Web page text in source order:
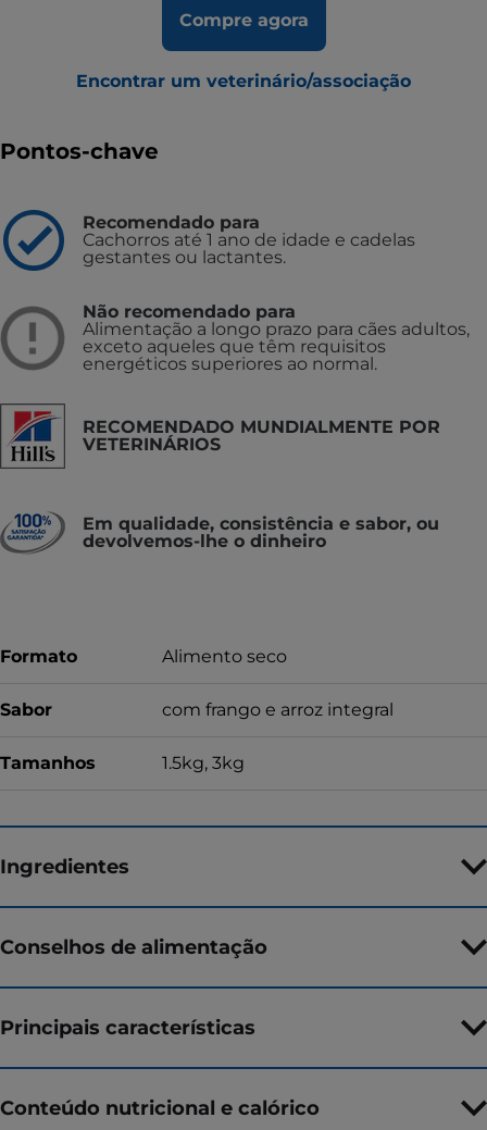
Compre agora
Encontrar um veterinário/associação
Pontos-chave
Recomendado para
Cachorros até 1 ano de idade e cadelas
gestantes ou lactantes.
Não recomendado para
Alimentação a longo prazo para cães adultos,
exceto aqueles que têm requisitos
energéticos superiores ao normal.
RECOMENDADO MUNDIALMENTE POR
VETERINÁRIOS
Em qualidade, consistência e sabor, ou
devolvemos-lhe o dinheiro
Formato Alimento seco
Sabor com frango e arroz integral
Tamanhos 1.5kg, 3kg
Ingredientes
Conselhos de alimentação
Principais características
Conteúdo nutricional e calórico